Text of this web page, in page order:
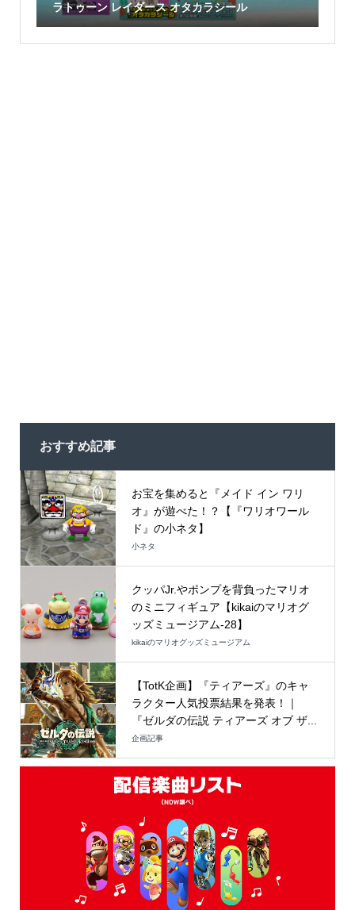
ラトゥーン レイダース オタカラシール
おすすめ記事
お宝を集めると『メイド イン ワリ
オ』が遊べた！？【『ワリオワール
ド』の小ネタ】
小ネタ
クッパJr.やポンプを背負ったマリオ
のミニフィギュア【kikaiのマリオグ
ッズミュージアム-28】
kikaiのマリオグッズミュージアム
【TotK企画】『ティアーズ』のキャ
ラクター人気投票結果を発表！｜
『ゼルダの伝説 ティアーズ オブ ザ...
企画記事